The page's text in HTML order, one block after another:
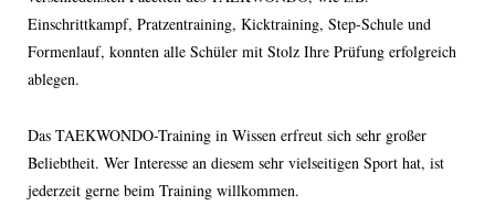
Einschrittkampf, Pratzentraining, Kicktraining, Step-Schule und
Formenlauf, konnten alle Schüler mit Stolz Ihre Prüfung erfolgreich
ablegen.
Das TAEKWONDO-Training in Wissen erfreut sich sehr großer
Beliebtheit. Wer Interesse an diesem sehr vielseitigen Sport hat, ist
jederzeit gerne beim Training willkommen.